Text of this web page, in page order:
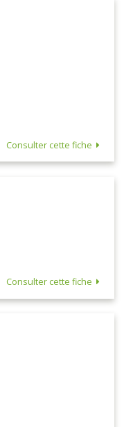
Consulter cette fiche
Consulter cette fiche